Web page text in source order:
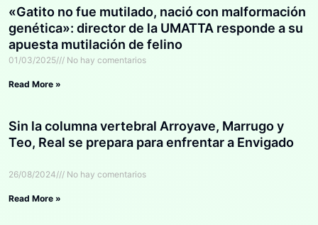
«Gatito no fue mutilado, nació con malformación
genética»: director de la UMATTA responde a su
apuesta mutilación de felino
01/03/2025 No hay comentarios
Read More »
Sin la columna vertebral Arroyave, Marrugo y
Teo, Real se prepara para enfrentar a Envigado
26/08/2024 No hay comentarios
Read More »